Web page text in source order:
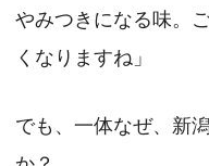
やみつきになる味。
くなりますね」
でも、一体なぜ、新